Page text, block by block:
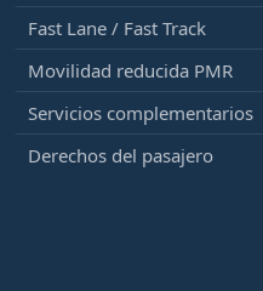
Fast Lane / Fast Track
Movilidad reducida PMR
Servicios complementarios
Derechos del pasajero